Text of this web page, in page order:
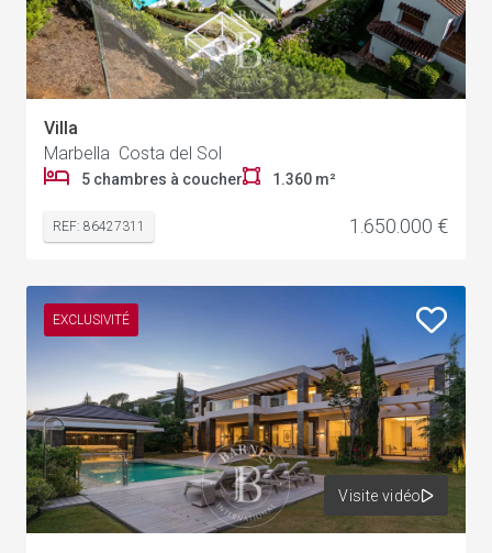
Villa
Marbella Costa del Sol
5 chambres à coucher 1.360 m²
REF: 86427311 1.650.000 €
EXCLUSIVITÉ
Visite vidéo